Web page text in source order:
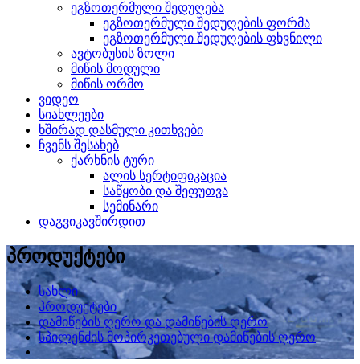
ეგზოთერმული შედუღება
ეგზოთერმული შედუღების ფორმა
ეგზოთერმული შედუღების ფხვნილი
ავტობუსის ზოლი
მიწის მოდული
მიწის ორმო
ვიდეო
სიახლეები
ხშირად დასმული კითხვები
ჩვენს შესახებ
ქარხნის ტური
ალის სერტიფიკაცია
საწყობი და შეფუთვა
სემინარი
დაგვიკავშირდით
პროდუქტები
სახლი
პროდუქტები
დამიწების ღერო და დამიწების ღერო
სპილენძის მოპირკეთებული დამიწების ღერო